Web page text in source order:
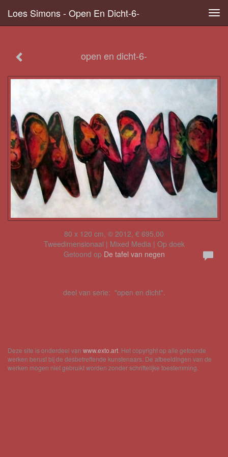
Loes Simons - Open En Dicht-6-
open en dicht-6-
80 x 120 cm, © 2012, € 695,00
Tweedimensionaal | Mixed Media | Op doek
Getoond op De tafel van negen
deel van serie: "open en dicht".
Deze site is onderdeel van www.exto.art . Het copyright op alle getoonde
werken berust bij de desbetreffende kunstenaars. De afbeeldingen van de
werken mogen niet gebruikt worden zonder schriftelijke toestemming.